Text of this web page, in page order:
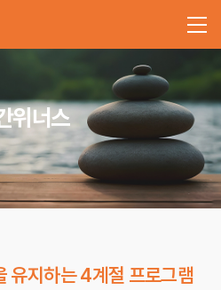
위너스
유지하는 4계절 프로그램